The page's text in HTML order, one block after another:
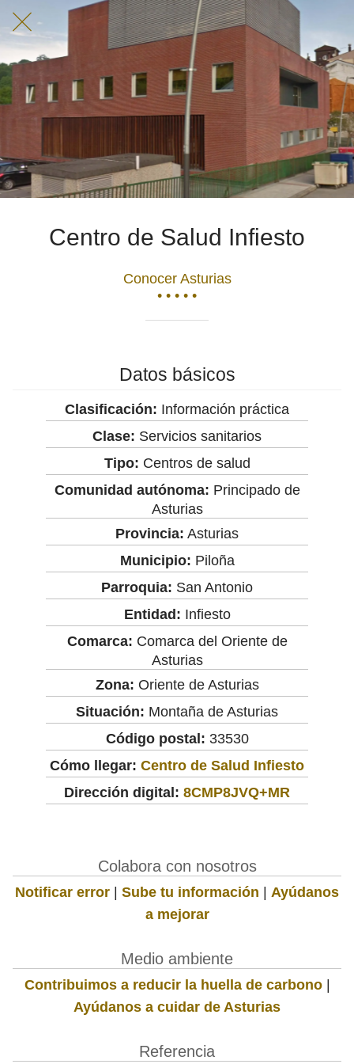
Centro de Salud Infiesto
Conocer Asturias
• • • • •
Datos básicos
Clasificación: Información práctica
Clase: Servicios sanitarios
Tipo: Centros de salud
Comunidad autónoma: Principado de
Asturias
Provincia: Asturias
Municipio: Piloña
Parroquia: San Antonio
Entidad: Infiesto
Comarca: Comarca del Oriente de
Asturias
Zona: Oriente de Asturias
Situación: Montaña de Asturias
Código postal: 33530
Cómo llegar: Centro de Salud Infiesto
Dirección digital: 8CMP8JVQ+MR
Colabora con nosotros
Notificar error | Sube tu información | Ayúdanos
a mejorar
Medio ambiente
Contribuimos a reducir la huella de carbono|
Ayúdanos a cuidar de Asturias
Referencia